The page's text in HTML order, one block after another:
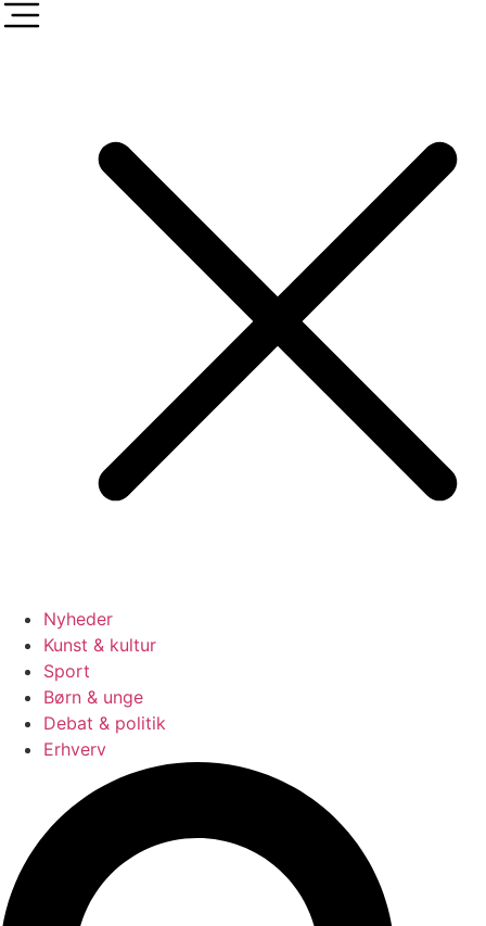
Nyheder
Kunst & kultur
Sport
Børn & unge
Debat & politik
Erhverv